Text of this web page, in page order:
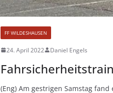
FF WILDESHAUSEN
24. April 2022 Daniel Engels
(Eng) Am gestrigen Samstag